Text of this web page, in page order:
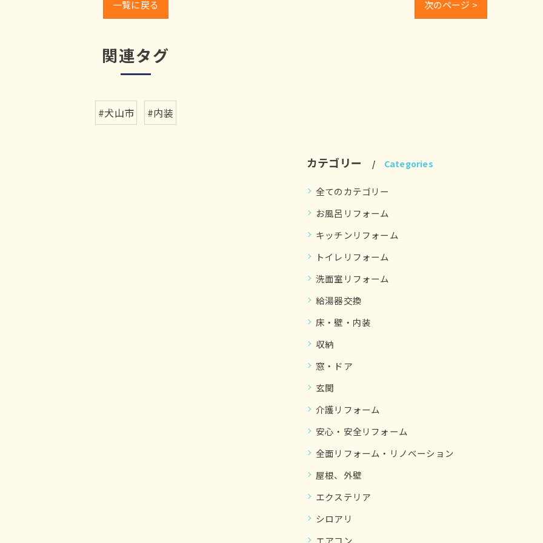
一覧に戻る 次のページ >
関連タグ
#犬山市 #内装
カテゴリー Categories
全てのカテゴリー
お風呂リフォーム
キッチンリフォーム
トイレリフォーム
洗面室リフォーム
給湯器交換
床・壁・内装
収納
窓・ドア
玄関
介護リフォーム
安心・安全リフォーム
全面リフォーム・リノベーション
屋根、外壁
エクステリア
シロアリ
エアコン